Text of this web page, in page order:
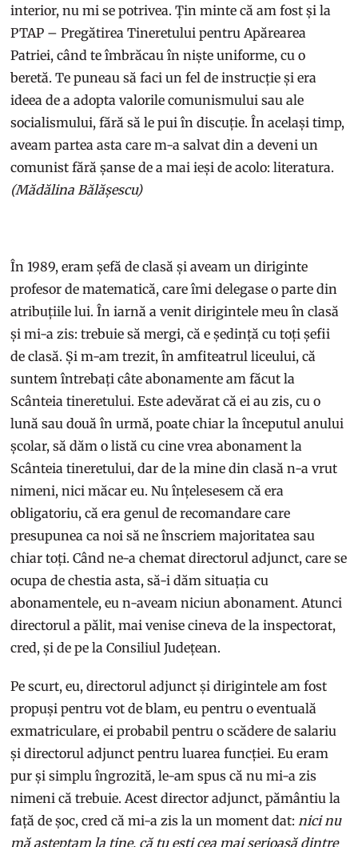
interior, nu mi se potrivea. Țin minte că am fost și la
PTAP – Pregătirea Tineretului pentru Apărearea
Patriei, când te îmbrăcau în niște uniforme, cu o
beretă. Te puneau să faci un fel de instrucție și era
ideea de a adopta valorile comunismului sau ale
socialismului, fără să le pui în discuție. În același timp,
aveam partea asta care m-a salvat din a deveni un
comunist fără șanse de a mai ieși de acolo: literatura.
(Mădălina Bălășescu)
În 1989, eram șefă de clasă și aveam un diriginte
profesor de matematică, care îmi delegase o parte din
atribuțiile lui. În iarnă a venit dirigintele meu în clasă
și mi-a zis: trebuie să mergi, că e ședință cu toți șefii
de clasă. Și m-am trezit, în amfiteatrul liceului, că
suntem întrebați câte abonamente am făcut la
Scânteia tineretului. Este adevărat că ei au zis, cu o
lună sau două în urmă, poate chiar la începutul anului
școlar, să dăm o listă cu cine vrea abonament la
Scânteia tineretului, dar de la mine din clasă n-a vrut
nimeni, nici măcar eu. Nu înțelesesem că era
obligatoriu, că era genul de recomandare care
presupunea ca noi să ne înscriem majoritatea sau
chiar toți. Când ne-a chemat directorul adjunct, care se
ocupa de chestia asta, să-i dăm situația cu
abonamentele, eu n-aveam niciun abonament. Atunci
directorul a pălit, mai venise cineva de la inspectorat,
cred, și de pe la Consiliul Județean.
Pe scurt, eu, directorul adjunct și dirigintele am fost
propuși pentru vot de blam, eu pentru o eventuală
exmatriculare, ei probabil pentru o scădere de salariu
și directorul adjunct pentru luarea funcției. Eu eram
pur și simplu îngrozită, le-am spus că nu mi-a zis
nimeni că trebuie. Acest director adjunct, pământiu la
față de șoc, cred că mi-a zis la un moment dat: nici nu
mă așteptam la tine, că tu ești cea mai serioasă dintre